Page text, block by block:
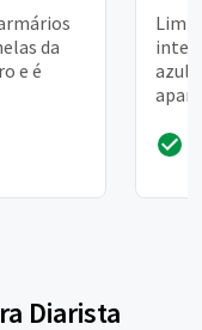
da
e é
Diarista